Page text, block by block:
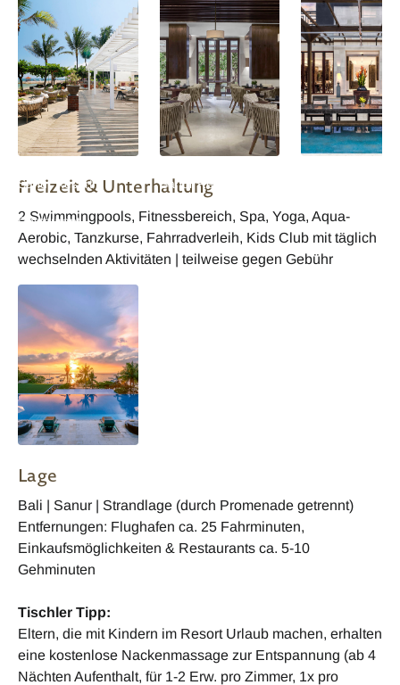
Sanur Resort
Restaurant
Sanur Resort
Restaurant
Freizeit & Unterhaltung
2 Swimmingpools, Fitnessbereich, Spa, Yoga, Aqua-
Aerobic, Tanzkurse, Fahrradverleih, Kids Club mit täglich
wechselnden Aktivitäten | teilweise gegen Gebühr
Lage
Bali | Sanur | Strandlage (durch Promenade getrennt)
Entfernungen: Flughafen ca. 25 Fahrminuten,
Einkaufsmöglichkeiten & Restaurants ca. 5-10
Gehminuten
Tischler Tipp:
Eltern, die mit Kindern im Resort Urlaub machen, erhalten
eine kostenlose Nackenmassage zur Entspannung (ab 4
Nächten Aufenthalt, für 1-2 Erw. pro Zimmer, 1x pro